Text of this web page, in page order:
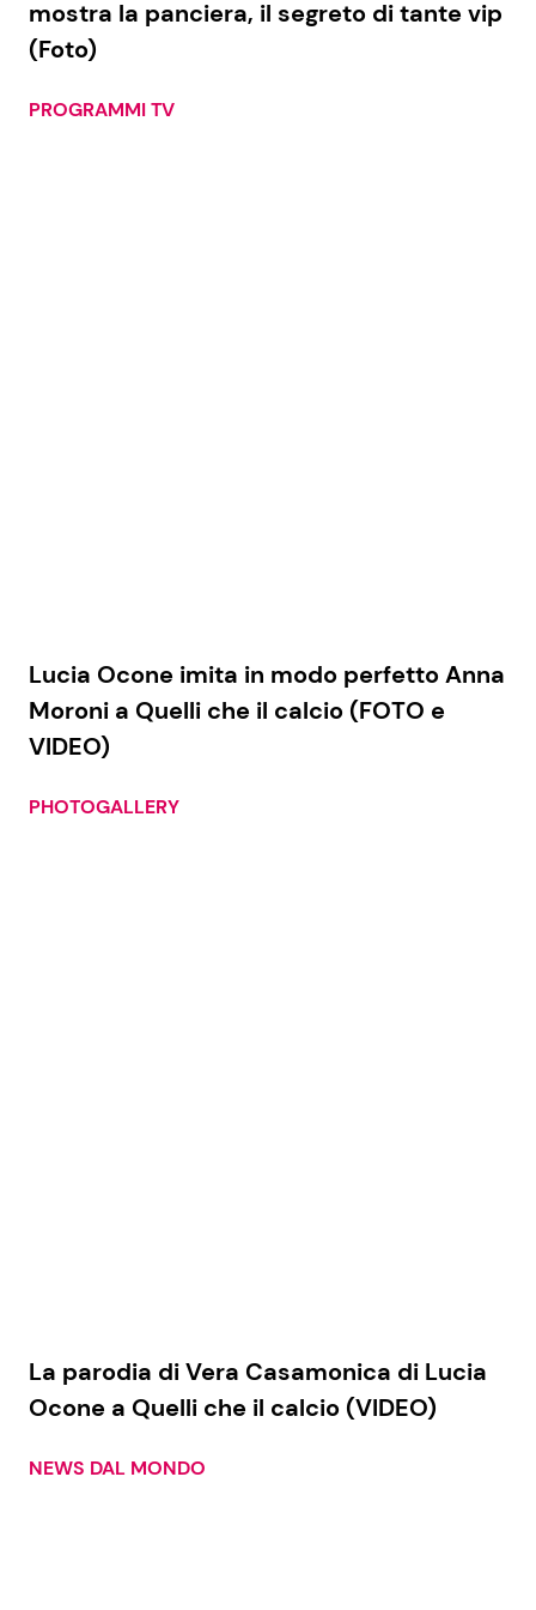
mostra la panciera, il segreto di tante vip
(Foto)
PROGRAMMI TV
Lucia Ocone imita in modo perfetto Anna
Moroni a Quelli che il calcio (FOTO e
VIDEO)
PHOTOGALLERY
La parodia di Vera Casamonica di Lucia
Ocone a Quelli che il calcio (VIDEO)
NEWS DAL MONDO